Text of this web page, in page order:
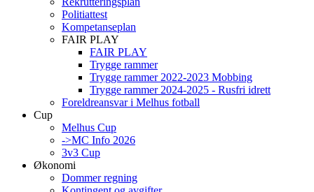
Politiattest
Kompetanseplan
FAIR PLAY
FAIR PLAY
Trygge rammer
Trygge rammer 2022-2023 Mobbing
Trygge rammer 2024-2025 - Rusfri idrett
Foreldreansvar i Melhus fotball
Cup
Melhus Cup
->MC Info 2026
3v3 Cup
Økonomi
Dommer regning